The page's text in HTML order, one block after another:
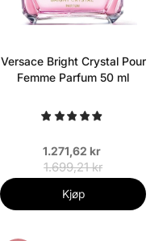
Versace Bright Crystal Pour
Femme Parfum 50 ml
1.271,62 kr
1.699,21 kr
Kjøp